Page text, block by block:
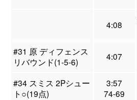
4:08
#31 原 ディフェンス
リバウンド(1-5-6)
4:07
#34 スミス 2Pシュー
ト○(19点)
3:57
74-69